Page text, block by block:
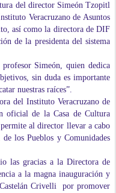
del director Simeón Tzopitl
Veracruzano de Asuntos
así como la directora de DIF
de la presidenta del sistema
Simeón, quien dedica
sin duda es importante
nuestras raíces”.
del Instituto Veracruzano de
oficial de la Casa de Cultura
al director llevar a cabo
los Pueblos y Comunidades
las gracias a la Directora de
a la magna inauguración y
Crivelli por promover